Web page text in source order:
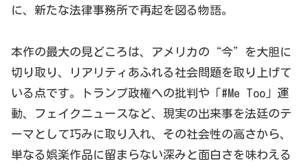
に、新たな法律事務所で再起を図る物語。
本作の最大の見どころは、アメリカの“今”を大胆に
切り取り、リアリティあふれる社会問題を取り上げて
いる点です。
トランプ政権への批判や「#Me Too」運
動、フェイクニュースなど、現実の出来事を法廷のテ
ーマとして巧みに取り入れ、その社会性の高さから、
単なる娯楽作品に留まらない深みと面白さを味わえる